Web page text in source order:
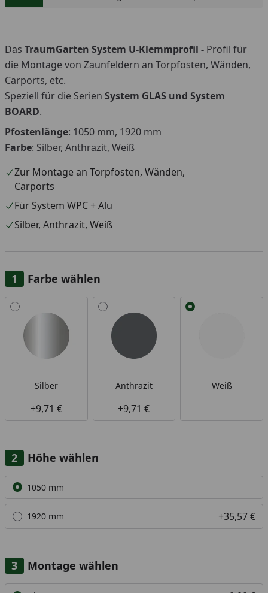
Das TraumGarten System U-Klemmprofil - Profil für
die Montage von Zaunfeldern an Torpfosten, Wänden,
Carports, etc.
Speziell für die Serien System GLAS und System
BOARD.
Pfostenlänge: 1050 mm, 1920 mm
Farbe: Silber, Anthrazit, Weiß
Zur Montage an Torpfosten, Wänden,
Carports
Für System WPC + Alu
Silber, Anthrazit, Weiß
Farbe wählen
Alle anzeigen (3)
Silber
+9,71 €
Anthrazit
+9,71 €
Weiß
Höhe wählen
Alle anzeigen (2)
1050 mm
1920 mm +35,57 €
Montage wählen